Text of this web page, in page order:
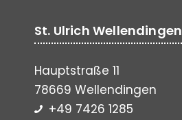
St. Ulrich Wellendingen
Hauptstraße 11
78669 Wellendingen
+49 7426 1285